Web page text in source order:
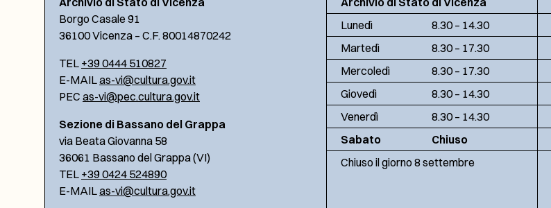
Borgo Casale 91
36100 Vicenza – C.F. 80014870242
TEL +39 0444 510827
E-MAILas-vi@cultura.gov.it
PEC as-vi@pec.cultura.gov.it
Sezione di Bassano del Grappa
via Beata Giovanna 58
36061 Bassano del Grappa (VI)
TEL +39 0424 524890
E-MAILas-vi@cultura.gov.it
Lunedì
8.30 – 14.30
Martedì
8.30 – 17.30
Mercoledì
8.30 – 17.30
Giovedì
8.30 – 14.30
Venerdì
8.30 – 14.30
Sabato
Chiuso
Chiuso il giorno 8 settembre